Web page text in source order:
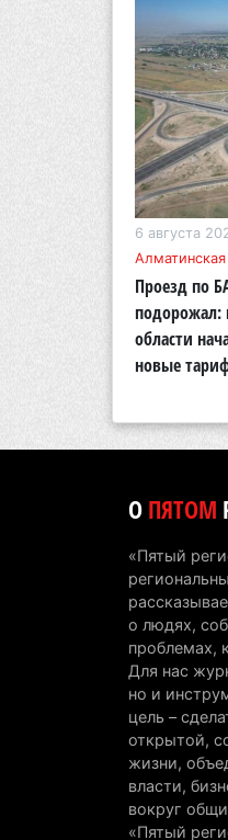
6 августа
Проезд по
подорожал:
области
новые
ОПЯТОМ
«Пятый
о людях,
проблемах,
Для нас
но и
цель –
открытой,
жизни,
власти,
вокруг
«Пятый